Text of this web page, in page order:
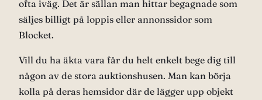
ofta iväg. Det är sällan man hittar begagnade som
säljes billigt på loppis eller annonssidor som
Blocket.
Vill du ha äkta vara får du helt enkelt bege dig till
någon av de stora auktionshusen. Man kan börja
kolla på deras hemsidor där de lägger upp objekt